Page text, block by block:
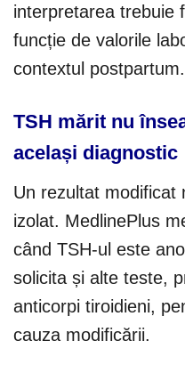
interpretarea trebuie
funcție de valorile
contextul postpartum.
TSH mărit nu
același diagnostic
Un rezultat modificat
izolat. MedlinePlus
când TSH-ul este
solicita și alte teste,
anticorpi tiroidieni,
cauza modificării.